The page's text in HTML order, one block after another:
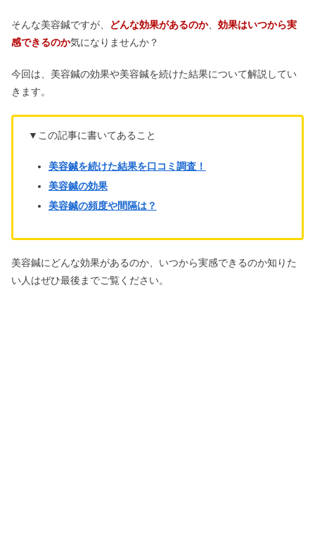
そんな美容鍼ですが、 どんな効果があるのか、 効果はいつから実
感できるのか気になりませんか？
今回は、美容鍼の効果や美容鍼を続けた結果について解説してい
きます。
▼この記事に書いてあること
美容鍼を続けた結果を口コミ調査！
美容鍼の効果
美容鍼の頻度や間隔は？
美容鍼にどんな効果があるのか、いつから実感できるのか知りた
い人はぜひ最後までご覧ください。